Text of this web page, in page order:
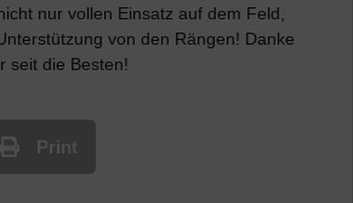
nur vollen Einsatz auf dem Feld,
von den Rängen! Danke
seit die Besten!
Print